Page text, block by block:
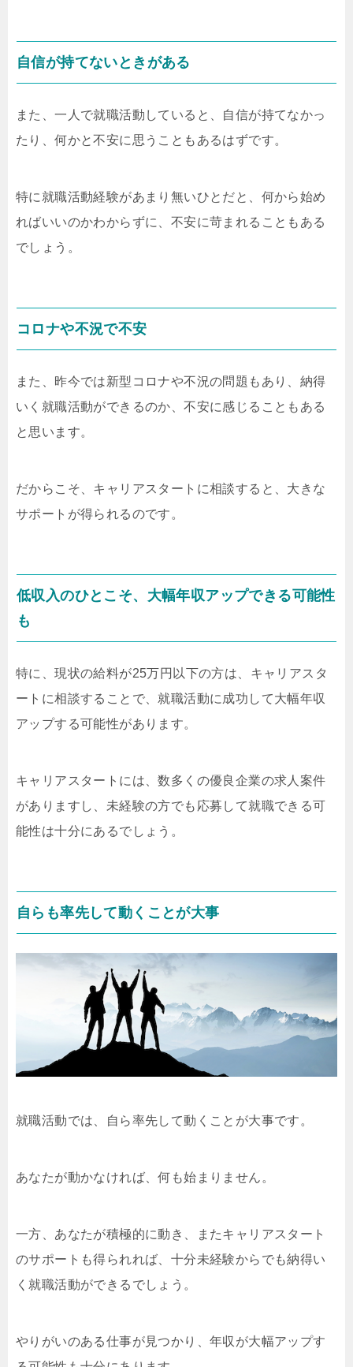
自信が持てないときがある
また、一人で就職活動していると、自信が持てなかっ
たり、何かと不安に思うこともあるはずです。
特に就職活動経験があまり無いひとだと、何から始め
ればいいのかわからずに、不安に苛まれることもある
でしょう。
コロナや不況で不安
また、昨今では新型コロナや不況の問題もあり、納得
いく就職活動ができるのか、不安に感じることもある
と思います。
だからこそ、キャリアスタートに相談すると、大きな
サポートが得られるのです。
低収入のひとこそ、大幅年収アップできる可能性
も
特に、現状の給料が25万円以下の方は、キャリアスタ
ートに相談することで、就職活動に成功して大幅年収
アップする可能性があります。
キャリアスタートには、数多くの優良企業の求人案件
がありますし、未経験の方でも応募して就職できる可
能性は十分にあるでしょう。
自らも率先して動くことが大事
就職活動では、自ら率先して動くことが大事です。
あなたが動かなければ、何も始まりません。
一方、あなたが積極的に動き、またキャリアスタート
のサポートも得られれば、十分未経験からでも納得い
く就職活動ができるでしょう。
やりがいのある仕事が見つかり、年収が大幅アップす